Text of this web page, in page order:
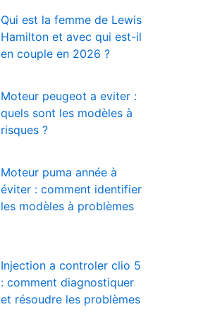
Qui est la femme de Lewis
Hamilton et avec qui est-il
en couple en 2026 ?
Moteur peugeot a eviter :
quels sont les modèles à
risques ?
Moteur puma année à
éviter : comment identifier
les modèles à problèmes
Injection a controler clio 5
: comment diagnostiquer
et résoudre les problèmes